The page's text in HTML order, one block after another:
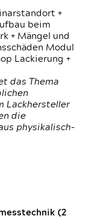
+
beim
+ Mängel und
Modul
Lackierung +
das Thema
Lackhersteller
die
physikalisch-
(2